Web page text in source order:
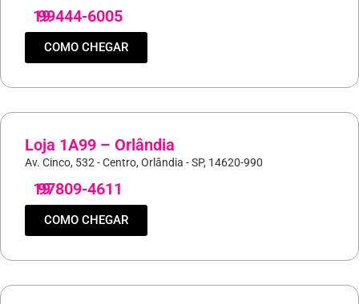
19
99444-6005
COMO CHEGAR
Loja 1A99 – Orlândia
Av. Cinco, 532 - Centro, Orlândia - SP, 14620-990
19
97809-4611
COMO CHEGAR